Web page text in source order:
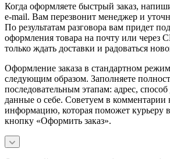
Когда оформляете быстрый заказ,
e-mail. Вам перезвонит менеджер и
По результатам разговора вам придет
оформления товара на почту или через
только ждать доставки и радоваться
Оформление заказа в стандартном
следующим образом. Заполняете
последовательным этапам: адрес,
данные о себе. Советуем в комментарии
информацию, которая поможет курьеру
кнопку «Оформить заказ».